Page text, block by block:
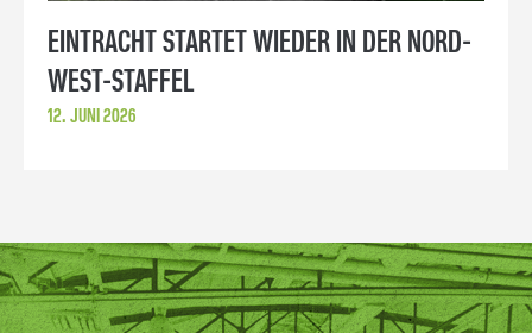
EINTRACHT STARTET WIEDER IN DER NORD-
WEST-STAFFEL
12. JUNI 2026